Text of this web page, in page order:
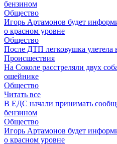
бензином
Общество
Игорь Артамонов будет
о красном уровне
Общество
После ДТП легковушка улетела
Происшествия
На Соколе расстреляли двух
ошейнике
Общество
Читать все
В ЕДС начали принимать
бензином
Общество
Игорь Артамонов будет
о красном уровне